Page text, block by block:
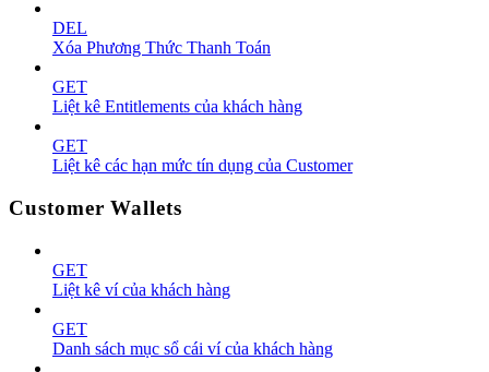
DEL
Xóa Phương Thức Thanh Toán
GET
Liệt kê Entitlements của khách hàng
GET
Liệt kê các hạn mức tín dụng của Customer
Customer Wallets
GET
Liệt kê ví của khách hàng
GET
Danh sách mục sổ cái ví của khách hàng